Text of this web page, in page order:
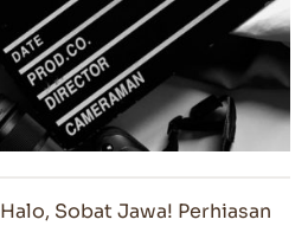
Halo, Sobat Jawa! Perhiasan